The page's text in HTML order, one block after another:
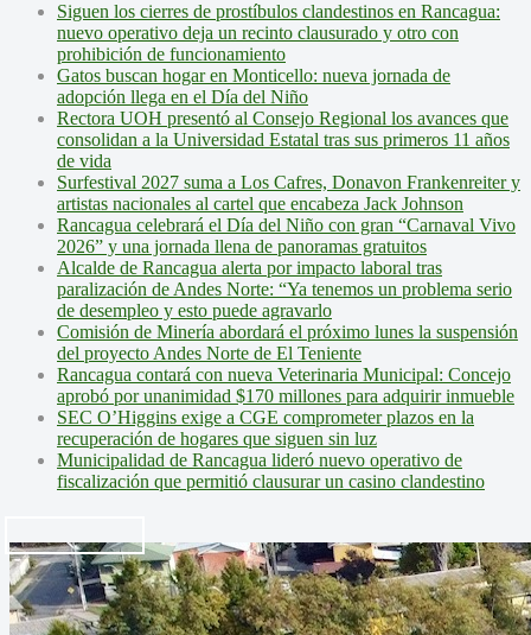
Siguen los cierres de prostíbulos clandestinos en Rancagua:
nuevo operativo deja un recinto clausurado y otro con
prohibición de funcionamiento
Gatos buscan hogar en Monticello: nueva jornada de
adopción llega en el Día del Niño
Rectora UOH presentó al Consejo Regional los avances que
consolidan a la Universidad Estatal tras sus primeros 11 años
de vida
Surfestival 2027 suma a Los Cafres, Donavon Frankenreiter y
artistas nacionales al cartel que encabeza Jack Johnson
Rancagua celebrará el Día del Niño con gran “Carnaval Vivo
2026” y una jornada llena de panoramas gratuitos
Alcalde de Rancagua alerta por impacto laboral tras
paralización de Andes Norte: “Ya tenemos un problema serio
de desempleo y esto puede agravarlo
Comisión de Minería abordará el próximo lunes la suspensión
del proyecto Andes Norte de El Teniente
Rancagua contará con nueva Veterinaria Municipal: Concejo
aprobó por unanimidad $170 millones para adquirir inmueble
SEC O’Higgins exige a CGE comprometer plazos en la
recuperación de hogares que siguen sin luz
Municipalidad de Rancagua lideró nuevo operativo de
fiscalización que permitió clausurar un casino clandestino